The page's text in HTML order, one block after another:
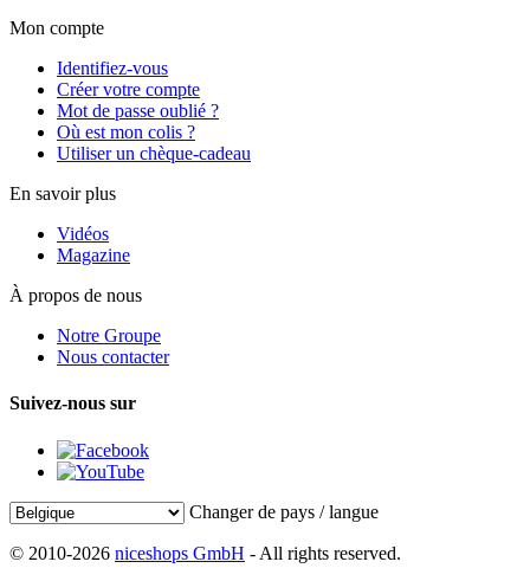
Mon compte
Identifiez-vous
Créer votre compte
Mot de passe oublié ?
Où est mon colis ?
Utiliser un chèque-cadeau
En savoir plus
Vidéos
Magazine
À propos de nous
Notre Groupe
Nous contacter
Suivez-nous sur
Changer de pays / langue
© 2010-2026 niceshops GmbH - All rights reserved.